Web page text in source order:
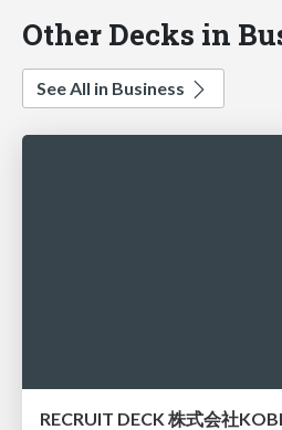
Other Decks in
See All in Business
RECRUIT DECK 株式会社